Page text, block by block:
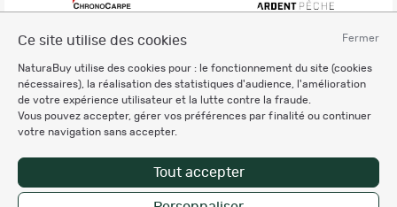
Fermer
Ce site utilise des cookies
NaturaBuy utilise des cookies pour : le fonctionnement du site (cookies
nécessaires), la réalisation des statistiques d'audience, l'amélioration
de votre expérience utilisateur et la lutte contre la fraude.
Vous pouvez accepter, gérer vos préférences par finalité ou continuer
votre navigation sans accepter.
Tout accepter
Charte éthique
Mentions légales
Règlement & Conditions d'utilisation
Politique de protection
des données personnelles
Personnalisation des cookies